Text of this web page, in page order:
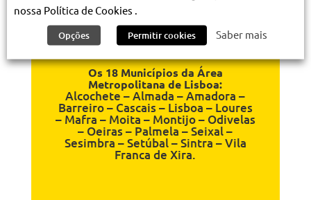
Os 18 Municípios da Área
Metropolitana de Lisboa:
Alcochete–Almada–Amadora–
Barreiro–Cascais –Lisboa –Loures
–Mafra –Moita –Montijo–Odivelas
– Oeiras– Palmela –Seixal–
Sesimbra –Setúbal–Sintra –Vila
Franca de Xira.
nossa Política de Cookies .
Opções Permitir cookies Saber mais